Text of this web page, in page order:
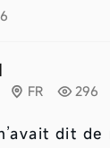
6
FR 296
dit